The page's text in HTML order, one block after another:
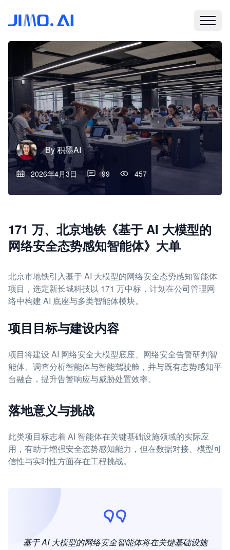
By积墨AI
2026年4月3日 99 457
171 万、北京地铁《基于 AI 大模型的
网络安全态势感知智能体》大单
北京市地铁引入基于 AI 大模型的网络安全态势感知智能体
项目，选定新长城科技以 171 万中标，计划在公司管理网
络中构建 AI 底座与多类智能体模块。
项目目标与建设内容
项目将建设 AI 网络安全大模型底座、网络安全告警研判智
能体、调查分析智能体与智能驾驶舱，并与既有态势感知平
台融合，提升告警响应与威胁处置效率。
落地意义与挑战
此类项目标志着 AI 智能体在关键基础设施领域的实际应
用，有助于增强安全态势感知能力，但在数据对接、模型可
信性与实时性方面存在工程挑战。
基于 AI 大模型的网络安全智能体将在关键基础设施